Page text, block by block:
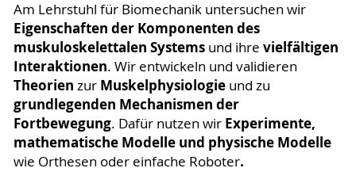
Am Lehrstuhl für Biomechanik untersuchen wir
Eigenschaften der Komponenten des
muskuloskelettalen Systemsund ihre vielfältigen
Interaktionen. Wir entwickeln und validieren
Theorien zur Muskelphysiologieund zu
grundlegenden Mechanismen der
Fortbewegung. Dafür nutzen wir Experimente,
mathematische Modelle und physische Modelle
wie Orthesen oder einfache Roboter.